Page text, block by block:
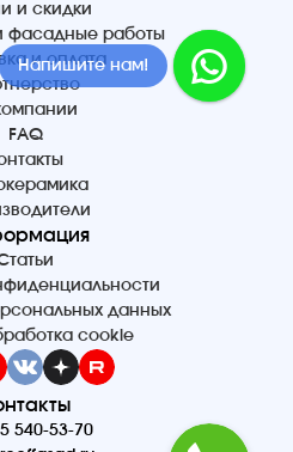
и скидки
фасадные работы
и оплата
FAQ
данных
cookie
540-53-70
Напишите нам!